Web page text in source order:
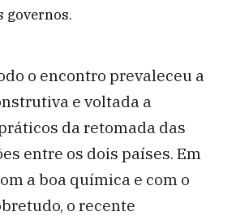
governos.
o encontro prevaleceu a
e voltada a
da retomada das
entre os dois países. Em
a boa química e com o
o recente